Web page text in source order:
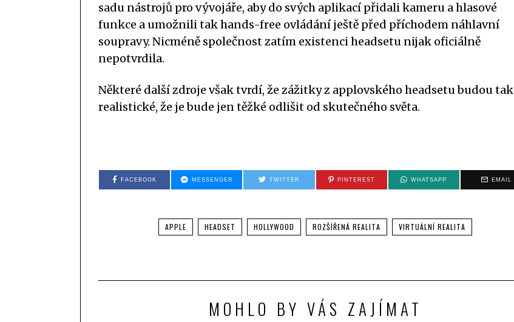
sadu nástrojů pro vývojáře, aby do svých aplikací přidali kameru a hlasové
funkce a umožnili tak hands-free ovládání ještě před příchodem náhlavní
soupravy. Nicméně společnost zatím existenci headsetu nijak oficiálně
nepotvrdila.
Některé další zdroje však tvrdí, že zážitky z applovského headsetu budou tak
realistické, že je bude jen těžké odlišit od skutečného světa.
FACEBOOK MESSENGER TWITTER PINTEREST WHATSAPP EMAIL
APPLE HEADSET HOLLYWOOD ROZŠÍŘENÁ REALITA VIRTUÁLNÍ REALITA
MOHLO BY VÁS ZAJÍMAT